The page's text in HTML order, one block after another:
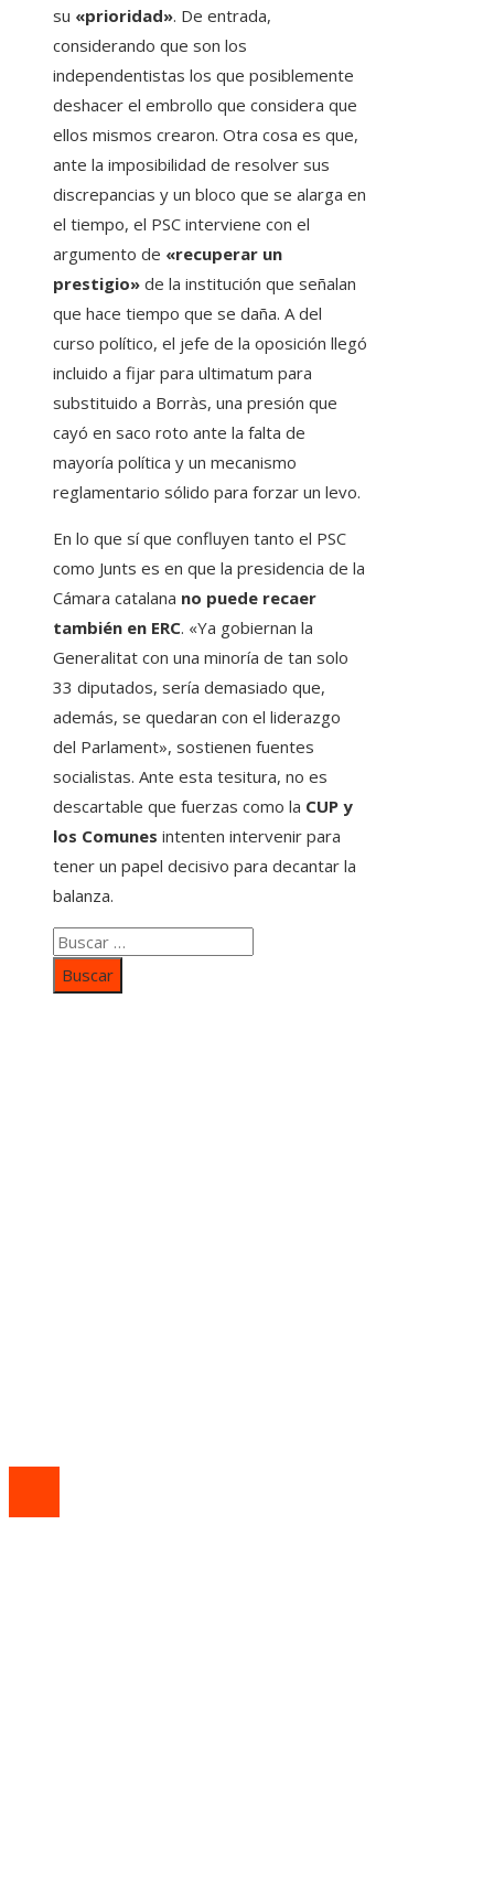
su «prioridad». De entrada,
considerando que son los
independentistas los que posiblemente
deshacer el embrollo que considera que
ellos mismos crearon. Otra cosa es que,
ante la imposibilidad de resolver sus
discrepancias y un bloco que se alarga en
el tiempo, el PSC interviene con el
argumento de «recuperar un
prestigio» de la institución que señalan
que hace tiempo que se daña. A del
curso político, el jefe de la oposición llegó
incluido a fijar para ultimatum para
substituido a Borràs, una presión que
cayó en saco roto ante la falta de
mayoría política y un mecanismo
reglamentario sólido para forzar un levo.
En lo que sí que confluyen tanto el PSC
como Junts es en que la presidencia de la
Cámara catalana no puede recaer
también en ERC. «Ya gobiernan la
Generalitat con una minoría de tan solo
33 diputados, sería demasiado que,
además, se quedaran con el liderazgo
del Parlament», sostienen fuentes
socialistas. Ante esta tesitura, no es
descartable que fuerzas como la CUP y
los Comunes intenten intervenir para
tener un papel decisivo para decantar la
balanza.
Buscar: